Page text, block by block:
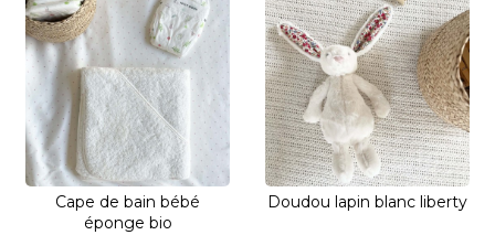
Cape de bain bébé
éponge bio
Doudou lapin blanc liberty